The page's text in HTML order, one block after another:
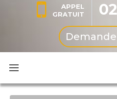
APPEL
GRATUIT